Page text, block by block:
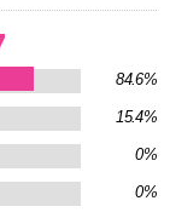
났어요』는 세상
다. 우리는 경험
고 그립니다. 이렇
에서 시작됩니다.
기가 됩니다. 이야
게 세상의 모든 이
84.6%
15.4%
0%
0%